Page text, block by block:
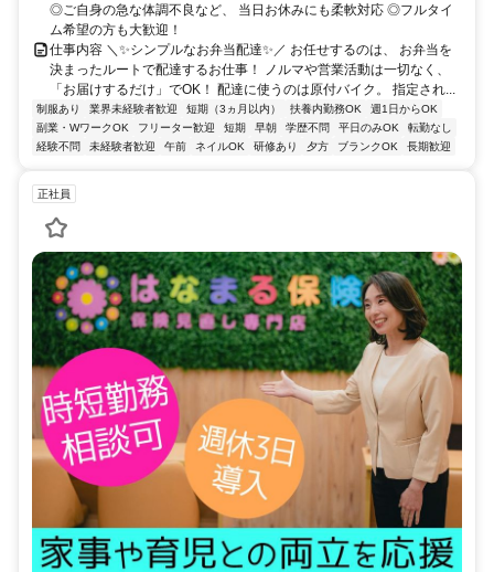
◎ご自身の急な体調不良など、 当日お休みにも柔軟対応 ◎フルタイ
ム希望の方も大歓迎！
仕事内容 ＼✨シンプルなお弁当配達✨／ お任せするのは、 お弁当を
決まったルートで配達するお仕事！ ノルマや営業活動は一切なく、
「お届けするだけ」でOK！ 配達に使うのは原付バイク。 指定され...
制服あり 業界未経験者歓迎 短期（3ヵ月以内） 扶養内勤務OK
週1日からOK
副業・WワークOK
フリーター歓迎 短期 早朝 学歴不問 平日のみOK
転勤なし
経験不問
未経験者歓迎 午前 ネイルOK 研修あり 夕方 ブランクOK 長期歓迎
正社員